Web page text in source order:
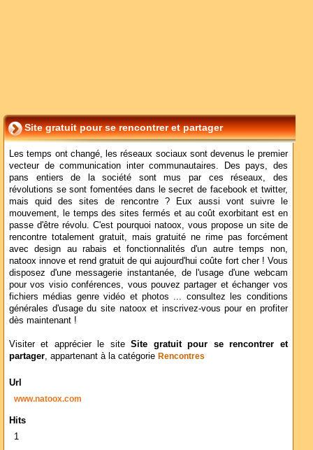
Site gratuit pour se rencontrer et partager
Les temps ont changé, les réseaux sociaux sont devenus le premier
vecteur de communication inter communautaires. Des pays, des
pans entiers de la société sont mus par ces réseaux, des
révolutions se sont fomentées dans le secret de facebook et twitter,
mais quid des sites de rencontre ? Eux aussi vont suivre le
mouvement, le temps des sites fermés et au coût exorbitant est en
passe d'être révolu. C'est pourquoi natoox, vous propose un site de
rencontre totalement gratuit, mais gratuité ne rime pas forcément
avec design au rabais et fonctionnalités d'un autre temps non,
natoox innove et rend gratuit de qui aujourd'hui coûte fort cher ! Vous
disposez d'une messagerie instantanée, de l'usage d'une webcam
pour vos visio conférences, vous pouvez partager et échanger vos
fichiers médias genre vidéo et photos ... consultez les conditions
générales d'usage du site natoox et inscrivez-vous pour en profiter
dès maintenant !
Visiter et apprécier le siteSite gratuit pour se rencontrer et
partager, appartenant à la catégorie Rencontres
Url
www.natoox.com
Hits
1